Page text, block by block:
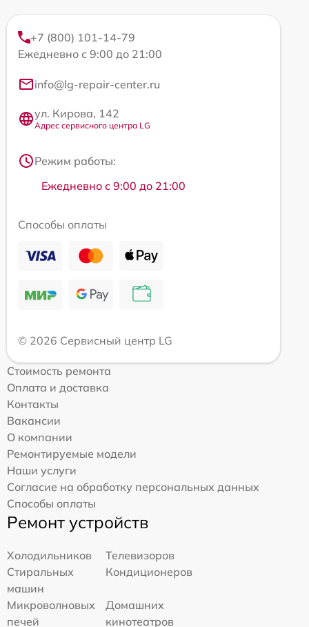
+7 (800) 101-14-79
Ежедневно с 9:00 до 21:00
info@lg-repair-center.ru
ул. Кирова, 142
Адрес сервисного центра LG
Режим работы:
Ежедневно с 9:00 до 21:00
Способы оплаты
© 2026 Сервисный центр LG
Стоимость ремонта
Оплата и доставка
Контакты
Вакансии
О компании
Ремонтируемые модели
Наши услуги
Согласие на обработку персональных данных
Способы оплаты
Ремонт устройств
Холодильников
Телевизоров
Стиральных
машин
Кондиционеров
Микроволновых
печей
Домашних
кинотеатров